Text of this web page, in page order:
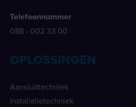
Telefoonnummer
088 - 002 33 00
OPLOSSINGEN
Aansluittechniek
Installatietechniek